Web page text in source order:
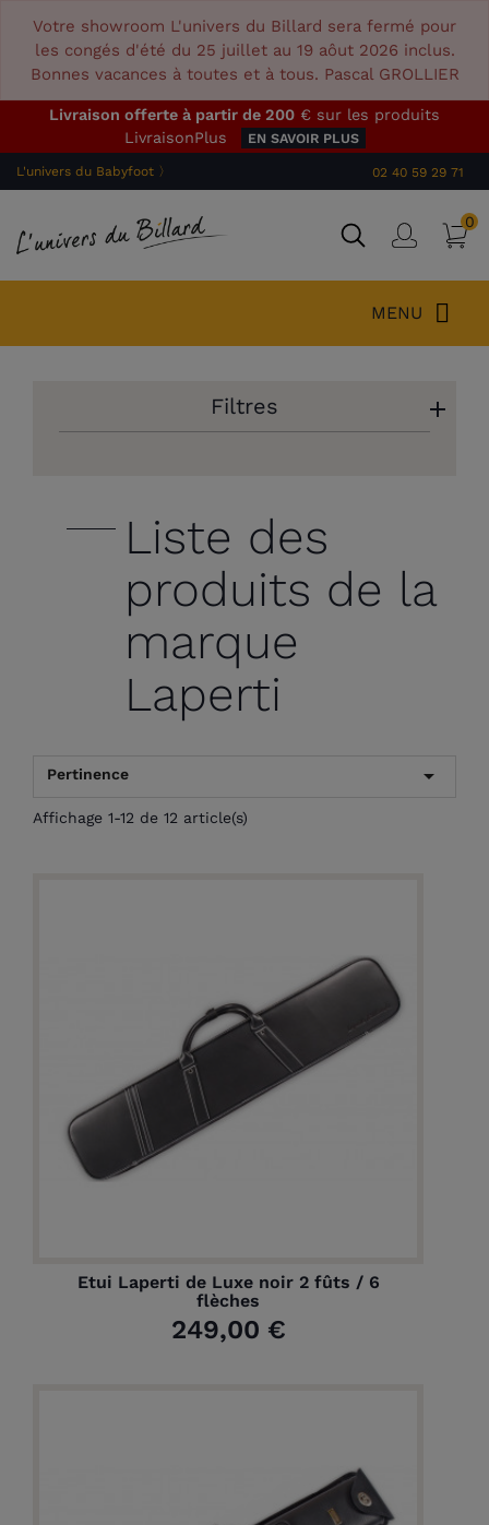
Votre showroom L'univers du Billard sera fermé pour
les congés d'été du 25 juillet au 19 aôut 2026 inclus.
Bonnes vacances à toutes et à tous. Pascal GROLLIER
Livraison offerte à partir de 200 € sur les produits
LivraisonPlus
EN SAVOIR PLUS
L'univers du Babyfoot 〉 02 40 59 29 71
0
MENU
Filtres
Liste des
produits de la
marque
Laperti
Pertinence 
Affichage 1-12 de 12 article(s)
Etui Laperti de Luxe noir 2 fûts / 6
flèches
249,00 €